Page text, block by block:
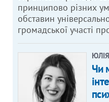
принципово різних
обставин
громадської участі
Чи